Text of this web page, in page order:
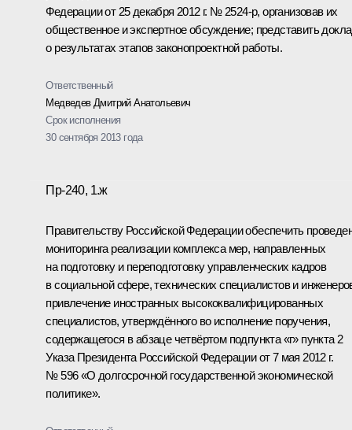
Федерации от 25 декабря 2012 г. № 2524-р, организовав их
общественное и экспертное обсуждение; представить
о результатах этапов законопроектной работы.
Ответственный
Медведев Дмитрий Анатольевич
Срок исполнения
30 сентября 2013 года
Пр-240, 1.ж
Правительству Российской Федерации обеспечить
мониторинга реализации комплекса мер, направленных
на подготовку и переподготовку управленческих кадров
в социальной сфере, технических специалистов и
привлечение иностранных высококвалифицированных
специалистов, утверждённого во исполнение поручения,
содержащегося в абзаце четвёртом подпункта «г» пункта 2
Указа Президента Российской Федерации от 7 мая 2012 г.
№ 596 «О долгосрочной государственной экономической
политике».